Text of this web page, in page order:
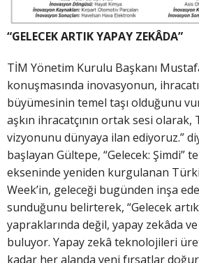
“GELECEK ARTIK YAPAY ZEKÂDA”
TİM Yönetim Kurulu Başkanı
konuşmasında inovasyonun,
büyümesinin temel taşı olduğunu
aşkın ihracatçının ortak sesi olarak,
vizyonunu dünyaya ilan ediyoruz.”
başlayan Gültepe, “Gelecek: Şimdi”
ekseninde yeniden kurgulanan
Week’in, geleceği bugünden inşa
sunduğunu belirterek, “Gelecek
yapraklarında değil, yapay zekâda
buluyor. Yapay zekâ teknolojileri
kadar her alanda yeni fırsatlar